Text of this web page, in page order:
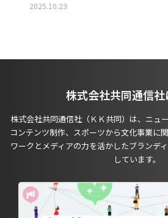
2025.10.23
株式会社共同通信社
株式会社共同通信社（ＫＫ共同）は、ニュ
コンテンツ制作、スポーツから文化事業に
ワークとメディアの力を活かしたブランデ
しています。